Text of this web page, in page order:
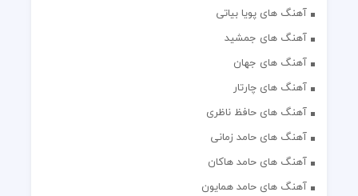
آهنگ های پویا بیاتی
آهنگ های جمشید
آهنگ های جهان
آهنگ های چارتار
آهنگ های حافظ ناظری
آهنگ های حامد زمانی
آهنگ های حامد هاکان
آهنگ های حامد همایون